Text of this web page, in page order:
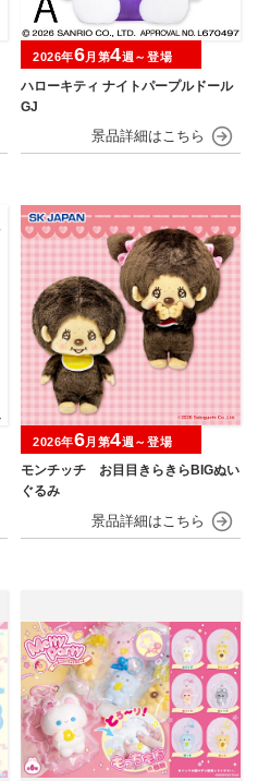
ハローキティ ナイトパープルドール
GJ
2026年6月第4週～登場
モンチッチ お目目きらきらBIGぬい
ぐるみ
2026年6月第4週～登場